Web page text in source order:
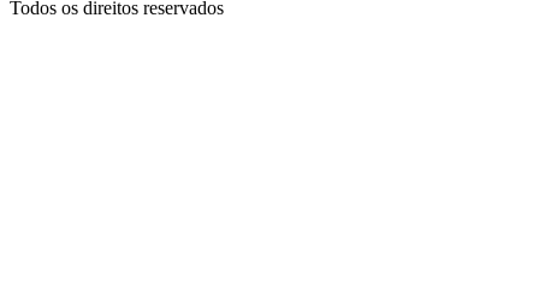
Todos os direitos reservados